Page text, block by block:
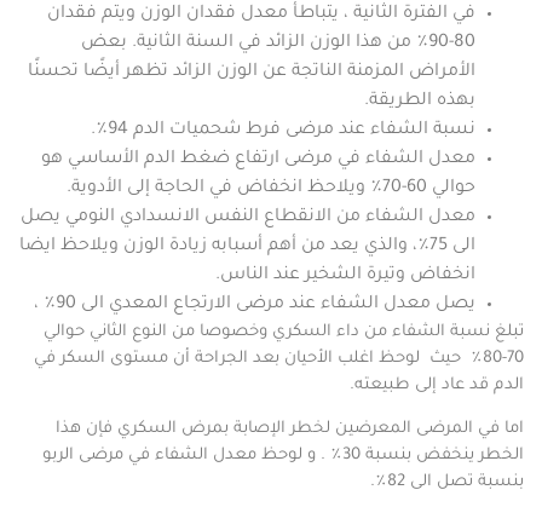
في الفترة الثانية ، يتباطأ معدل فقدان الوزن ويتم فقدان
80-90٪ من هذا الوزن الزائد في السنة الثانية. بعض
الأمراض المزمنة الناتجة عن الوزن الزائد تظهر أيضًا تحسنًا
بهذه الطريقة.
نسبة الشفاء عند مرضى فرط شحميات الدم 94٪.
معدل الشفاء في مرضى ارتفاع ضغط الدم الأساسي هو
حوالي 60-70٪ ويلاحظ انخفاض في الحاجة إلى الأدوية.
معدل الشفاء من الانقطاع النفس الانسدادي النومي يصل
الى 75٪، والذي يعد من أهم أسبابه زيادة الوزن ويلاحظ ايضا
انخفاض وتيرة الشخير عند الناس.
يصل معدل الشفاء عند مرضى الارتجاع المعدي الى 90٪ ،
تبلغ نسبة الشفاء من داء السكري وخصوصا من النوع الثاني حوالي
70-80٪ حيث لوحظ اغلب الأحيان بعد الجراحة أن مستوى السكر في
الدم قد عاد إلى طبيعته.
اما في المرضى المعرضين لخطر الإصابة بمرض السكري فإن هذا
الخطر ينخفض بنسبة 30٪؜ . و لوحظ معدل الشفاء في مرضى الربو
بنسبة تصل الى 82٪.